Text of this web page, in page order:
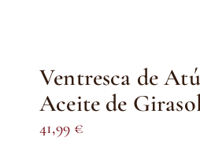
Ventresca de
Aceite de
41,99 €